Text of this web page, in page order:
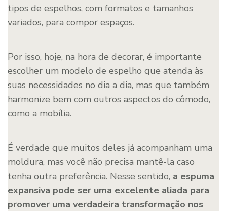
tipos de espelhos, com formatos e tamanhos
variados, para compor espaços.
Por isso, hoje, na hora de decorar, é importante
escolher um modelo de espelho que atenda às
suas necessidades no dia a dia, mas que também
harmonize bem com outros aspectos do cômodo,
como a mobília.
É verdade que muitos deles já acompanham uma
moldura, mas você não precisa mantê-la caso
tenha outra preferência. Nesse sentido, a espuma
expansiva pode ser uma excelente aliada para
promover uma verdadeira transformação nos